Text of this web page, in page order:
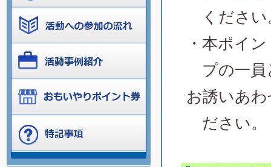
ください
・本ポイ
プの一員
お誘いあ
ださい。